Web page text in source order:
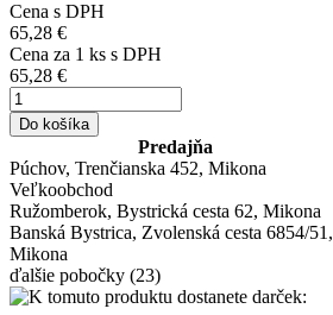
Cena s DPH
65,28 €
Cena za 1 ks s DPH
65,28 €
Do košíka
Predajňa
Púchov, Trenčianska 452, Mikona
Veľkoobchod
Ružomberok, Bystrická cesta 62, Mikona
Banská Bystrica, Zvolenská cesta 6854/51,
Mikona
ďalšie pobočky (23)